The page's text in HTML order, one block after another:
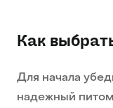
Как
Для начала
надежный